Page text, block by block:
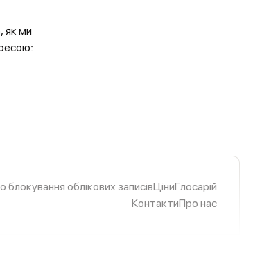
як ми
облікових записівЦіниГлосарій
КонтактиПро нас